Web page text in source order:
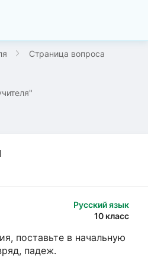
Страница вопроса
Русский язык
10 класс
поставьте в начальную
падеж.